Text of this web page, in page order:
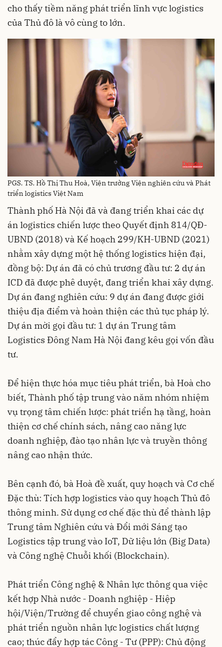
cho thấy tiềm năng phát triển lĩnh vực logistics
của Thủ đô là vô cùng to lớn.
PGS. TS. Hồ Thị Thu Hoà, Viện trưởng Viện nghiên cứu và Phát
triển logistics Việt Nam
Thành phố Hà Nội đã và đang triển khai các dự
án logistics chiến lược theo Quyết định 814/QĐ-
UBND (2018) và Kế hoạch 299/KH-UBND (2021)
nhằm xây dựng một hệ thống logistics hiện đại,
đồng bộ: Dự án đã có chủ trương đầu tư: 2 dự án
ICD đã được phê duyệt, đang triển khai xây dựng.
Dự án đang nghiên cứu: 9 dự án đang được giới
thiệu địa điểm và hoàn thiện các thủ tục pháp lý.
Dự án mời gọi đầu tư: 1 dự án Trung tâm
Logistics Đông Nam Hà Nội đang kêu gọi vốn đầu
tư.
Để hiện thực hóa mục tiêu phát triển, bà Hoà cho
biết, Thành phố tập trung vào năm nhóm nhiệm
vụ trọng tâm chiến lược: phát triển hạ tầng, hoàn
thiện cơ chế chính sách, nâng cao năng lực
doanh nghiệp, đào tạo nhân lực và truyền thông
nâng cao nhận thức.
Bên cạnh đó, bà Hoà đề xuất, quy hoạch và Cơ chế
Đặc thù: Tích hợp logistics vào quy hoạch Thủ đô
thông minh. Sử dụng cơ chế đặc thù để thành lập
Trung tâm Nghiên cứu và Đổi mới Sáng tạo
Logistics tập trung vào IoT, Dữ liệu lớn (Big Data)
và Công nghệ Chuỗi khối (Blockchain).
Phát triển Công nghệ & Nhân lực thông qua việc
kết hợp Nhà nước - Doanh nghiệp - Hiệp
hội/Viện/Trường để chuyển giao công nghệ và
phát triển nguồn nhân lực logistics chất lượng
cao; thúc đẩy hợp tác Công - Tư (PPP): Chủ động